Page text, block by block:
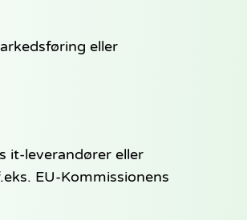
eller
it-leverandører eller
EU-Kommissionens